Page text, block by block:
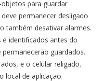
para guardar
permanecer desligado
também desativar alarmes.
e identificados antes do
guardados.
e o celular religado,
local de aplicação.